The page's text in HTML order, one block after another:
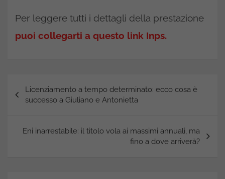
Per leggere tutti i dettagli della prestazione
puoi collegarti a questo link Inps.
articoli
Licenziamento a tempo determinato: ecco cosa è
successo a Giuliano e Antonietta
Eni inarrestabile: il titolo vola ai massimi annuali, ma
fino a dove arriverà?